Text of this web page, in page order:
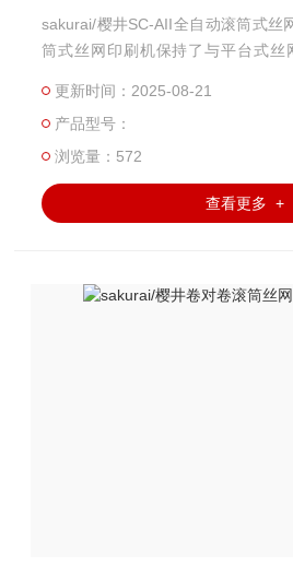
sakurai/樱井SC-AII全自动滚筒式丝
筒式丝网印刷机保持了与平台式丝
围广泛，可用于：书刊封面、广告
局部/整体UV上光等特殊效果处理、
印纸（陶瓷贴花）、柔性线路板、
刷。
更新时间：2025-08-21
产品型号：
浏览量：572
查看更多 +